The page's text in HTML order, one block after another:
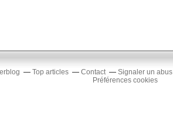
Top articles Contact Signaler un abus
Préférences cookies